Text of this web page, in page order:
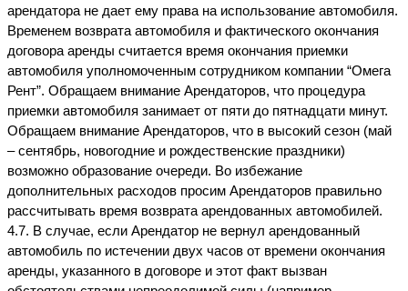
арендатора не дает ему права на использование автомобиля.
Временем возврата автомобиля и фактического окончания
договора аренды считается время окончания приемки
автомобиля уполномоченным сотрудником компании “Омега
Рент”. Обращаем внимание Арендаторов, что процедура
приемки автомобиля занимает от пяти до пятнадцати минут.
Обращаем внимание Арендаторов, что в высокий сезон (май
– сентябрь, новогодние и рождественские праздники)
возможно образование очереди. Во избежание
дополнительных расходов просим Арендаторов правильно
рассчитывать время возврата арендованных автомобилей.
4.7. В случае, если Арендатор не вернул арендованный
автомобиль по истечении двух часов от времени окончания
аренды, указанного в договоре и этот факт вызван